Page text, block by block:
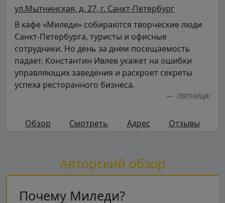
ул.Мытнинская, д. 27, г. Санкт-Петербург
В кафе «Миледи» собираются творческие люди
Санкт-Петербурга, туристы и офисные
сотрудники. Но день за днем посещаемость
падает. Константин Ивлев укажет на ошибки
управляющих заведения и раскроет секреты
успеха ресторанного бизнеса.
ПЯТНИЦА!
Обзор Смотреть Адрес Отзывы
Авторский обзор
Почему Миледи?